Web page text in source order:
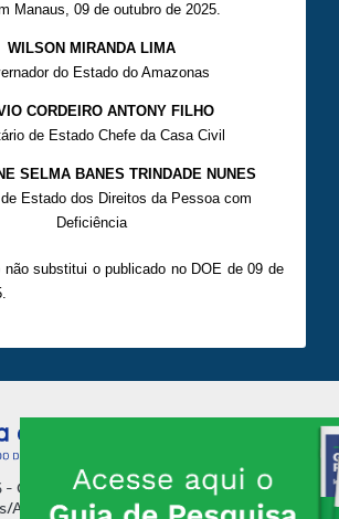
Manaus, 09 de outubro de 2025.
WILSON MIRANDA LIMA
do Estado do Amazonas
CORDEIRO ANTONY FILHO
de Estado Chefe da Casa Civil
SELMA BANES TRINDADE NUNES
Estado dos Direitos da Pessoa com
Deficiência
não substitui o publicado no DOE de 09 de
Centro
AM